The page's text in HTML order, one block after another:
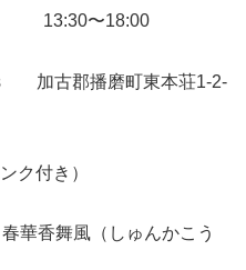
) 13:30〜18:00
加古郡播磨町東本荘1-2-
ク付き）
華香舞風（しゅんかこう